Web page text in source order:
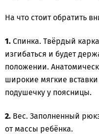
На что стоит обратить
1. Спинка. Твёрдый
изгибаться и будет
положении.
широкие мягкие
подушечку у поясницы.
2. Вес. Заполненный
от массы ребёнка.